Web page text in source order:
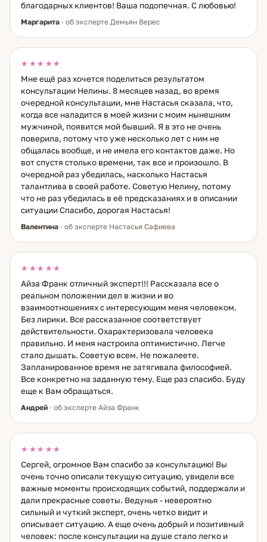
конфликтами, с рабочими и личными тупиками, с
очищением пространства и защитой. Работаю с
денежными потоками и состоянием внутреннего покоя.
Если вы чувствуете, что ходите по кругу — скорее всего,
мы ещё не добирались до настоящей причины. Давайте
доберёмся.
благодарных клиентов! Ваша подопечная. С любовью!
Маргарита · об эксперте Демьян Верес
★★★★★
Мне ещё раз хочется поделиться результатом
консультации Нелины. 8 месяцев назад, во время
очередной консультации, мне Настасья сказала, что,
когда все наладится в моей жизни с моим нынешним
мужчиной, появится мой бывший. Я в это не очень
поверила, потому что уже несколько лет с ним не
общалась вообще, и не имела его контактов даже. Но
вот спустя столько времени, так все и произошло. В
очередной раз убедилась, насколько Настасья
талантлива в своей работе. Советую Нелину, потому
что не раз убедилась в её предсказаниях и в описании
ситуации Спасибо, дорогая Настасья!
Валентина · об эксперте Настасья Сафиева
★★★★★
Айза Франк отличный эксперт!!! Рассказала все о
реальном положении дел в жизни и во
взаимоотношениях с интересующим меня человеком.
Без лирики. Все рассказанное соответствует
действительности. Охарактеризовала человека
правильно. И меня настроила оптимистично. Легче
стало дышать. Советую всем. Не пожалеете.
Запланированное время не затягивала философией.
Все конкретно на заданную тему. Еще раз спасибо. Буду
еще к Вам обращаться.
Андрей · об эксперте Айза Франк
★★★★★
Сергей, огромное Вам спасибо за консультацию! Вы
очень точно описали текущую ситуацию, увидели все
важные моменты происходящих событий, поддержали и
дали прекрасные советы. Ведунья - невероятно
сильный и чуткий эксперт, очень четко видит и
описывает ситуацию. А еще очень добрый и позитивный
человек: после консультации на душе стало легко и